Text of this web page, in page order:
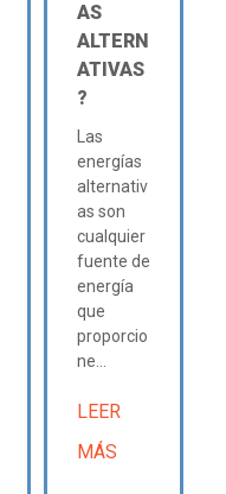
AS
ALTERN
ATIVAS
?
Las
energías
alternativ
as son
cualquier
fuente de
energía
que
proporcio
ne...
LEER
MÁS